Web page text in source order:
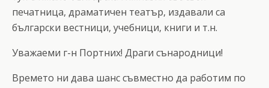
печатница, драматичен театър, издавали са
български вестници, учебници, книги и т.н.
Уважаеми г-н Портних! Драги сънародници!
Времето ни дава шанс съвместно да работим по